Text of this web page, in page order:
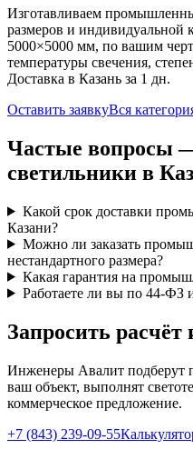
Изготавливаем
размеров и
5000×5000 мм, по вашим
температуры свечения,
Доставка в Казань за 1 дн.
Оставить заявкуВся
Частые вопросы
светильники в
Какой срок доставки
Казани?
Можно ли заказать
нестандартного размера?
Какая гарантия на
Работаете ли вы по 44-ФЗ
Запросить
Инженеры Авалит подберут
ваш объект, выполнят
коммерческое предложение.
+7 (843) 239-09-55